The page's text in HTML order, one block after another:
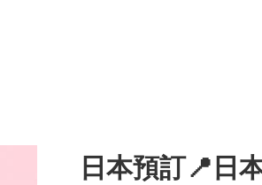
日本預訂📍日